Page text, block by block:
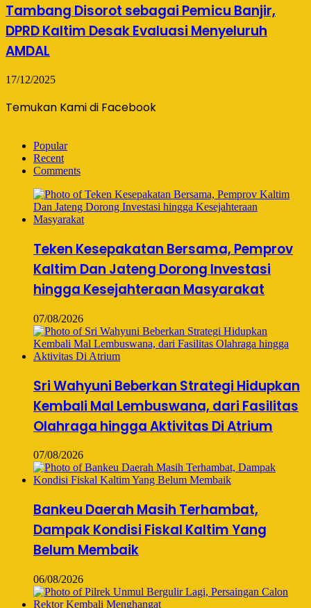
Tambang Disorot sebagai Pemicu Banjir,
DPRD Kaltim Desak Evaluasi Menyeluruh
AMDAL
17/12/2025
Temukan Kami di Facebook
Popular
Recent
Comments
Teken Kesepakatan Bersama, Pemprov
Kaltim Dan Jateng Dorong Investasi
hingga Kesejahteraan Masyarakat
07/08/2026
Sri Wahyuni Beberkan Strategi Hidupkan
Kembali Mal Lembuswana, dari Fasilitas
Olahraga hingga Aktivitas Di Atrium
07/08/2026
Bankeu Daerah Masih Terhambat,
Dampak Kondisi Fiskal Kaltim Yang
Belum Membaik
06/08/2026